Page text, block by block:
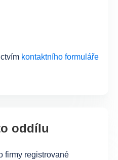
kontaktního formuláře
oddílu
firmy registrované